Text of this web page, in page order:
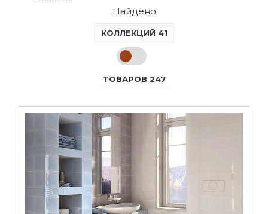
Найдено
КОЛЛЕКЦИЙ 41
ТОВАРОВ 247